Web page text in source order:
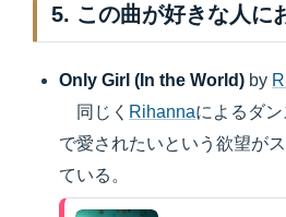
5. この曲が好きな人に
Only Girl (In the World) by
同じく Rihannaによるダ
で愛されたいという欲望が
ている。